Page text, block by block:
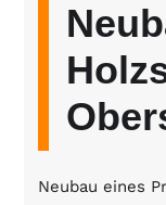
Neubau eines